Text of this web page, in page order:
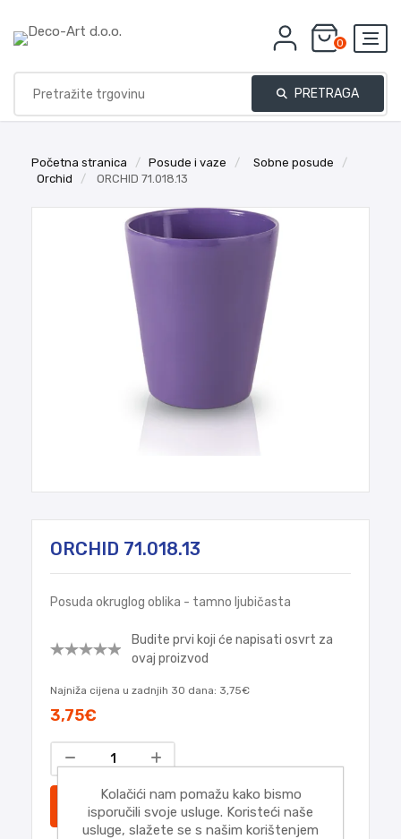
0
PRETRAGA
Početna stranica / Posude i vaze / Sobne posude
/
Orchid
/ ORCHID 71.018.13
ORCHID 71.018.13
Posuda okruglog oblika - tamno ljubičasta
Budite prvi koji će napisati osvrt za
ovaj proizvod
Najniža cijena u zadnjih 30 dana: 3,75€
3,75€
DODATI
Kolačići nam pomažu kako bismo
isporučili svoje usluge. Koristeći naše
usluge, slažete se s našim korištenjem